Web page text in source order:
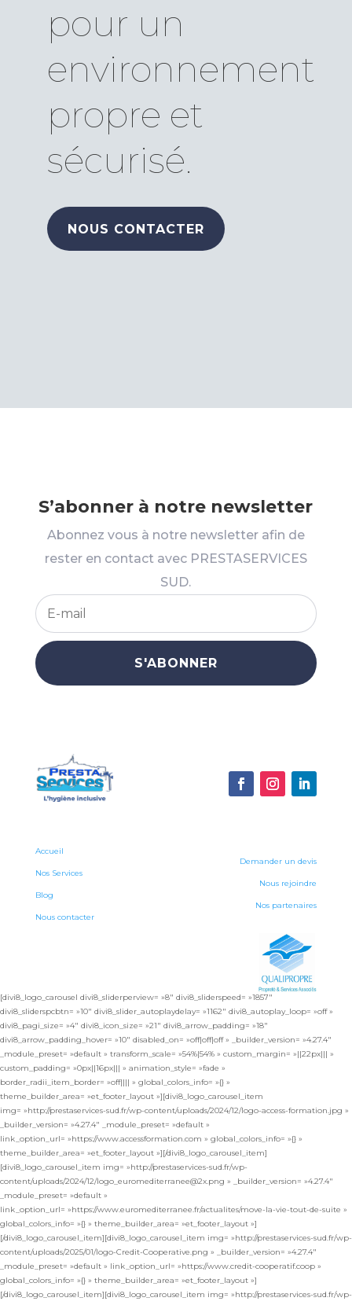
pour un
environnement
propre et
sécurisé.
NOUS CONTACTER
S’abonner à notre newsletter
Abonnez vous à notre newsletter afin de
rester en contact avec PRESTASERVICES
SUD.
S'ABONNER
Accueil
Nos Services
Blog
Nous contacter
Demander un devis
Nous rejoindre
Nos partenaires
[divi8_logo_carousel divi8_sliderperview= »8″ divi8_sliderspeed= »1857″
divi8_sliderspcbtn= »10″ divi8_slider_autoplaydelay= »1162″ divi8_autoplay_loop= »off »
divi8_pagi_size= »4″ divi8_icon_size= »21″ divi8_arrow_padding= »18″
divi8_arrow_padding_hover= »10″ disabled_on= »off|off|off » _builder_version= »4.27.4″
_module_preset= »default » transform_scale= »54%|54% » custom_margin= »||22px||| »
custom_padding= »0px||16px||| » animation_style= »fade »
border_radii_item_border= »off|||| » global_colors_info= »{} »
theme_builder_area= »et_footer_layout »][divi8_logo_carousel_item
img= »http://prestaservices-sud.fr/wp-content/uploads/2024/12/logo-access-formation.jpg »
_builder_version= »4.27.4″ _module_preset= »default »
link_option_url= »https://www.accessformation.com » global_colors_info= »{} »
theme_builder_area= »et_footer_layout »][/divi8_logo_carousel_item]
[divi8_logo_carousel_item img= »http://prestaservices-sud.fr/wp-
content/uploads/2024/12/logo_euromediterranee@2x.png » _builder_version= »4.27.4″
_module_preset= »default »
link_option_url= »https://www.euromediterranee.fr/actualites/move-la-vie-tout-de-suite »
global_colors_info= »{} » theme_builder_area= »et_footer_layout »]
[/divi8_logo_carousel_item][divi8_logo_carousel_item img= »http://prestaservices-sud.fr/wp-
content/uploads/2025/01/logo-Credit-Cooperative.png » _builder_version= »4.27.4″
_module_preset= »default » link_option_url= »https://www.credit-cooperatif.coop »
global_colors_info= »{} » theme_builder_area= »et_footer_layout »]
[/divi8_logo_carousel_item][divi8_logo_carousel_item img= »http://prestaservices-sud.fr/wp-